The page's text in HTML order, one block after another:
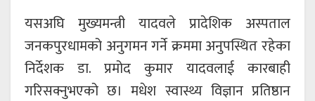
यसअघि मुख्यमन्त्री यादवले प्रादेशिक अस्पताल
जनकपुरधामको अनुगमन गर्ने क्रममा अनुपस्थित रहेका
निर्देशक डा. प्रमोद कुमार यादवलाई कारबाही
गरिसक्नुभएको छ। मधेश स्वास्थ्य विज्ञान प्रतिष्ठान